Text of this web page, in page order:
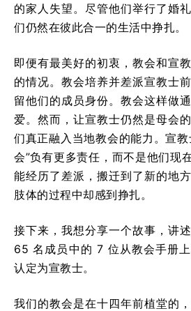
的家人失望。尽管他们举行了婚
们仍然在彼此合一的生活中挣扎。
即便有最美好的初衷，教会和宣
的情况。教会培养并差派宣教士
留他们的成员身份。教会这样做
爱。然而，让宣教士仍然是母会
们真正融入当地教会的能力。宣
会”负有更多责任，而不是他们现
能经历了差派，搬迁到了新的地
肢体的过程中却感到挣扎。
接下来，我想分享一个故事，讲
65 名成员中的 7 位从教会手册
认定为宣教士。
我们的教会是在十四年前植堂的